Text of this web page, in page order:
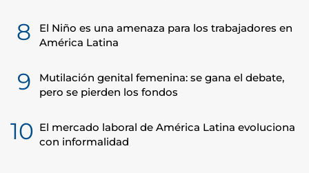
8
El Niño es una amenaza para los trabajadores en
América Latina
9
Mutilación genital femenina: se gana el debate,
pero se pierden los fondos
10 El mercado laboral de América Latina evoluciona
con informalidad